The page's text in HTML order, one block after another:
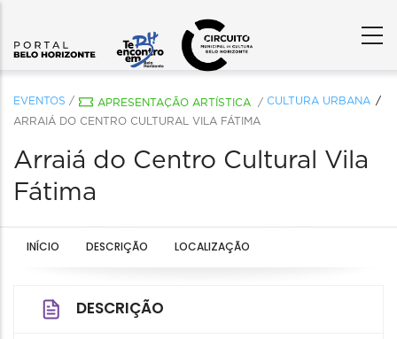
EVENTOS / APRESENTAÇÃO ARTÍSTICA / CULTURA URBANA
ARRAIÁ DO CENTRO CULTURAL VILA FÁTIMA
Arraiá do Centro Cultural Vila
Fátima
INÍCIO DESCRIÇÃO LOCALIZAÇÃO
DESCRIÇÃO